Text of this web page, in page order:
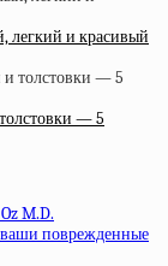
легкий и красивый
— 5
M.D.
ваши поврежденные